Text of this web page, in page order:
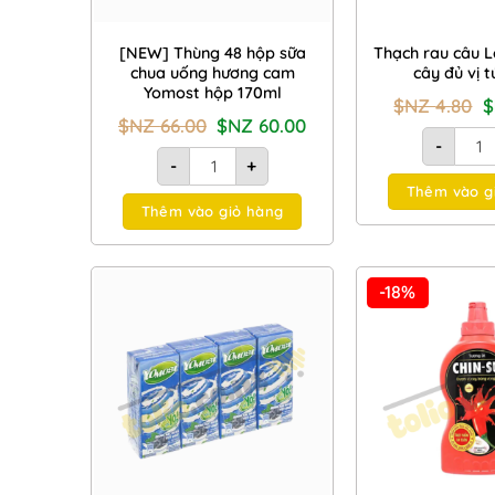
[NEW] Thùng 48 hộp sữa
chua uống hương cam
Yomost hộp 170ml
$NZ66.00 Giá
gốc
là:
66.00.
$NZ 60.00Giá
hiện
-
[NEW] Thùng 48 hộp sữa chua uống hương
+
Thêm vào giỏ hàng
Thạch rau câu
cây đủ vị
$NZ4.80
-
Thêm vào
Add to
Wishlist
-18%